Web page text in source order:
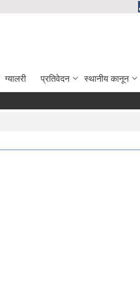
ग्यालरी प्रतिवेदन स्थानीय कानून